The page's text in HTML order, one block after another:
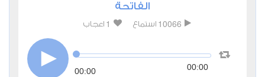
الفاتحة
10066 استماع 1 اعجاب
00:00 00:00